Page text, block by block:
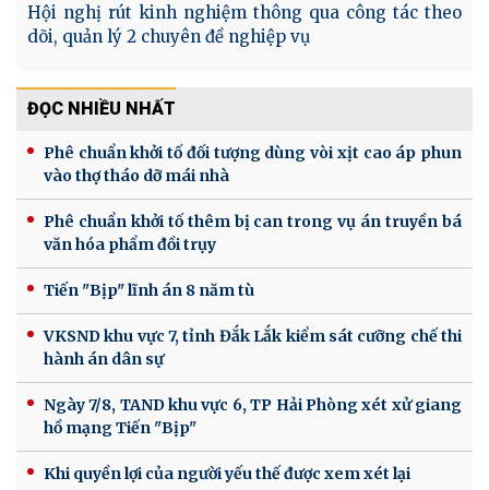
Hội nghị rút kinh nghiệm thông qua công tác theo
dõi, quản lý 2 chuyên đề nghiệp vụ
ĐỌC NHIỀU NHẤT
Phê chuẩn khởi tố đối tượng dùng vòi xịt cao áp phun
vào thợ tháo dỡ mái nhà
Phê chuẩn khởi tố thêm bị can trong vụ án truyền bá
văn hóa phẩm đồi trụy
Tiến "Bịp" lĩnh án 8 năm tù
VKSND khu vực 7, tỉnh Đắk Lắk kiểm sát cưỡng chế thi
hành án dân sự
Ngày 7/8, TAND khu vực 6, TP Hải Phòng xét xử giang
hồ mạng Tiến "Bịp"
Khi quyền lợi của người yếu thế được xem xét lại